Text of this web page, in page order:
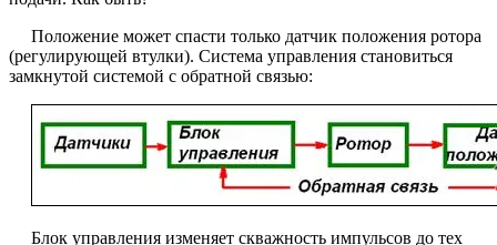
Положение может спасти только датчик положения ротора
(регулирующей втулки). Система управления становиться
замкнутой системой с обратной связью:
Блок управления изменяет скважность импульсов до тех